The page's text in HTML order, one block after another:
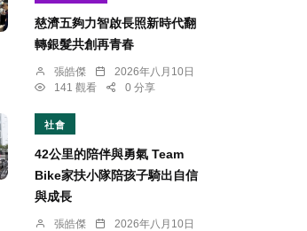
慈濟五夠力智啟長照新時代翻
轉銀髮共創再青春
張皓傑
2026年八月10日
141 觀看
0 分享
社會
42公里的陪伴與勇氣 Team
Bike家扶小隊陪孩子騎出自信
與成長
張皓傑
2026年八月10日